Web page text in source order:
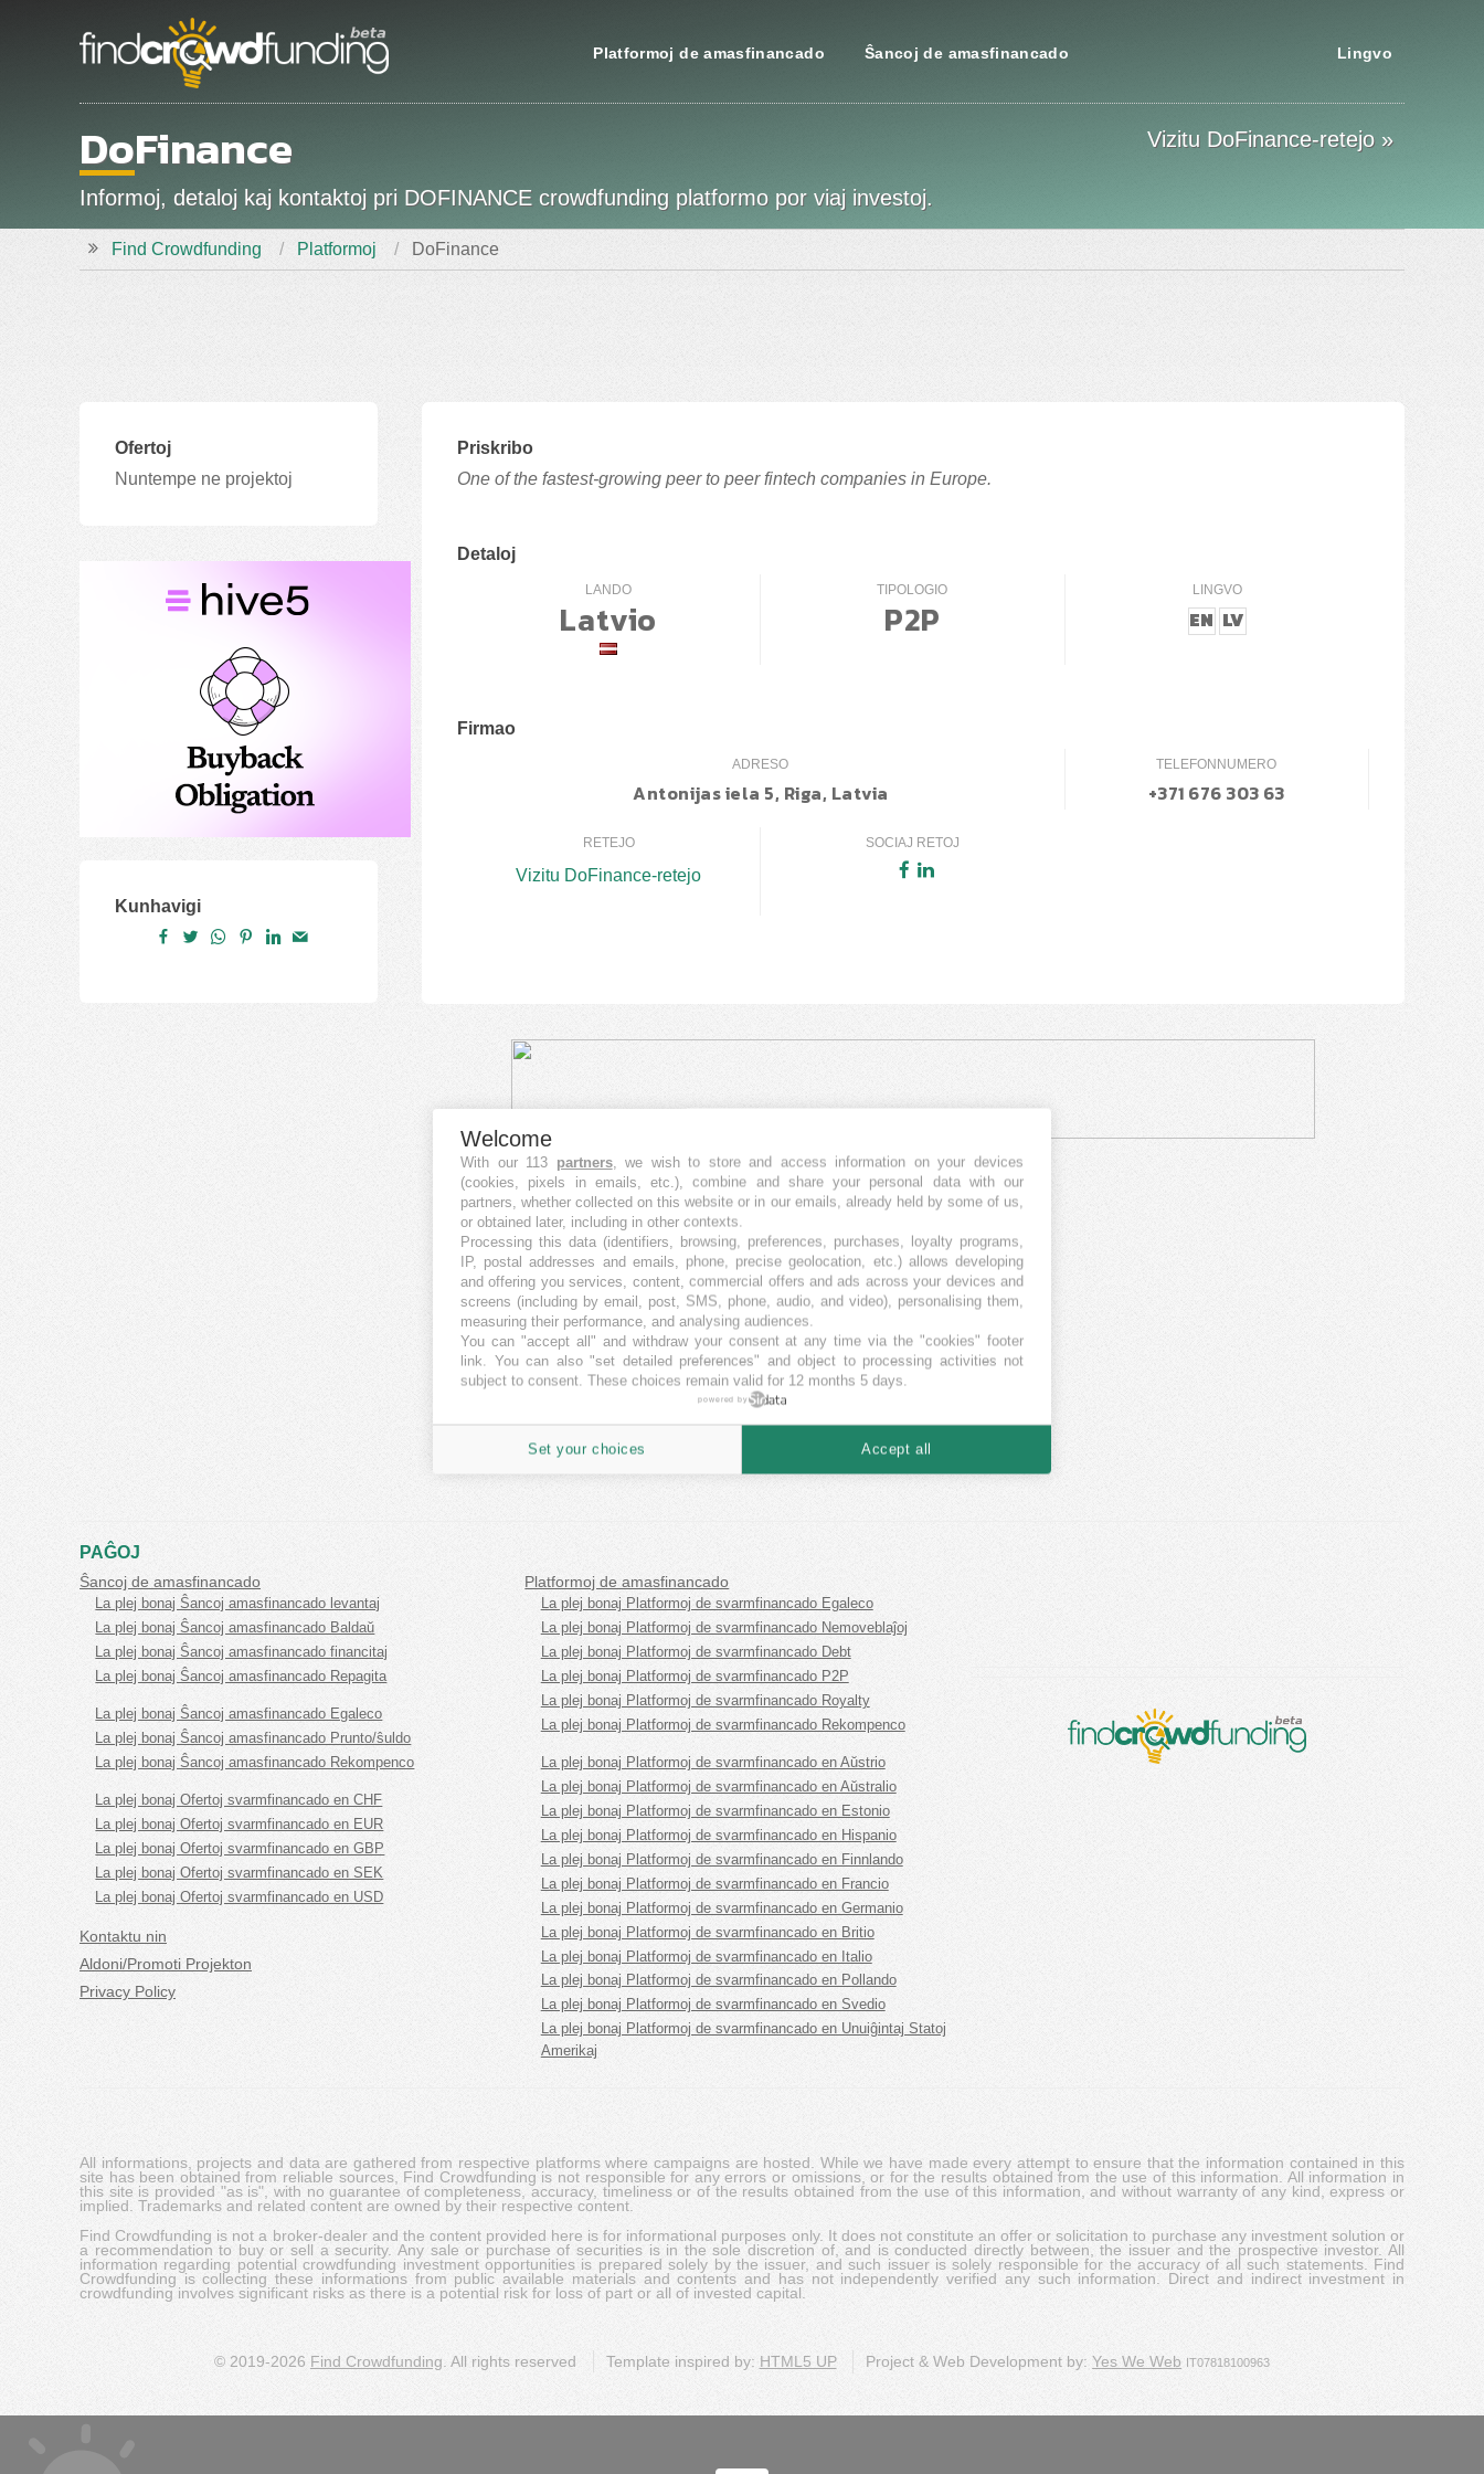
Platformoj de amasfinancado Ŝancoj de amasfinancado Lingvo
DoFinance
Informoj, detaloj kaj kontaktoj pri DOFINANCE crowdfunding platformo por viaj investoj.
Vizitu DoFinance-retejo »
Find Crowdfunding Platformoj DoFinance
Ofertoj
Nuntempe ne projektoj
Kunhavigi
Priskribo
One of the fastest-growing peer to peer fintech companies in Europe.
Detaloj
LANDO
Latvio
TIPOLOGIO
P2P
LINGVO
EN LV
Firmao
ADRESO
Antonijas iela 5, Riga, Latvia
TELEFONNUMERO
+371 676 303 63
RETEJO
Vizitu DoFinance-retejo
SOCIAJ RETOJ
PAĜOJ
Ŝancoj de amasfinancado
La plej bonaj Ŝancoj amasfinancado levantaj
La plej bonaj Ŝancoj amasfinancado Baldaŭ
La plej bonaj Ŝancoj amasfinancado financitaj
La plej bonaj Ŝancoj amasfinancado Repagita
La plej bonaj Ŝancoj amasfinancado Egaleco
La plej bonaj Ŝancoj amasfinancado Prunto/ŝuldo
La plej bonaj Ŝancoj amasfinancado Rekompenco
La plej bonaj Ofertoj svarmfinancado en CHF
La plej bonaj Ofertoj svarmfinancado en EUR
La plej bonaj Ofertoj svarmfinancado en GBP
La plej bonaj Ofertoj svarmfinancado en SEK
La plej bonaj Ofertoj svarmfinancado en USD
Kontaktu nin
Aldoni/Promoti Projekton
Privacy Policy
Platformoj de amasfinancado
La plej bonaj Platformoj de svarmfinancado Egaleco
La plej bonaj Platformoj de svarmfinancado Nemoveblaĵoj
La plej bonaj Platformoj de svarmfinancado Debt
La plej bonaj Platformoj de svarmfinancado P2P
La plej bonaj Platformoj de svarmfinancado Royalty
La plej bonaj Platformoj de svarmfinancado Rekompenco
La plej bonaj Platformoj de svarmfinancado en Aŭstrio
La plej bonaj Platformoj de svarmfinancado en Aŭstralio
La plej bonaj Platformoj de svarmfinancado en Estonio
La plej bonaj Platformoj de svarmfinancado en Hispanio
La plej bonaj Platformoj de svarmfinancado en Finnlando
La plej bonaj Platformoj de svarmfinancado en Francio
La plej bonaj Platformoj de svarmfinancado en Germanio
La plej bonaj Platformoj de svarmfinancado en Britio
La plej bonaj Platformoj de svarmfinancado en Italio
La plej bonaj Platformoj de svarmfinancado en Pollando
La plej bonaj Platformoj de svarmfinancado en Svedio
La plej bonaj Platformoj de svarmfinancado en Unuiĝintaj Statoj
Amerikaj
All informations, projects and data are gathered from respective platforms where campaigns are hosted. While we have made every attempt to ensure that the information contained in this
site has been obtained from reliable sources, Find Crowdfunding is not responsible for any errors or omissions, or for the results obtained from the use of this information. All information in
this site is provided "as is", with no guarantee of completeness, accuracy, timeliness or of the results obtained from the use of this information, and without warranty of any kind, express or
implied. Trademarks and related content are owned by their respective content.
Find Crowdfunding is not a broker-dealer and the content provided here is for informational purposes only. It does not constitute an offer or solicitation to purchase any investment solution or
a recommendation to buy or sell a security. Any sale or purchase of securities is in the sole discretion of, and is conducted directly between, the issuer and the prospective investor. All
information regarding potential crowdfunding investment opportunities is prepared solely by the issuer, and such issuer is solely responsible for the accuracy of all such statements. Find
Crowdfunding is collecting these informations from public available materials and contents and has not independently verified any such information. Direct and indirect investment in
crowdfunding involves significant risks as there is a potential risk for loss of part or all of invested capital.
© 2019-2026 Find Crowdfunding. All rights reserved Template inspired by: HTML5 UP Project & Web Development by:Yes We Web IT07818100963
Welcome
With our 113 partners, we wish to store and access information on your devices
(cookies, pixels in emails, etc.), combine and share your personal data with our
partners, whether collected on this website or in our emails, already held by some of us,
or obtained later, including in other contexts.
Processing this data (identifiers, browsing, preferences, purchases, loyalty programs,
IP, postal addresses and emails, phone, precise geolocation, etc.) allows developing
and offering you services, content, commercial offers and ads across your devices and
screens (including by email, post, SMS, phone, audio, and video), personalising them,
measuring their performance, and analysing audiences.
You can "accept all" and withdraw your consent at any time via the "cookies" footer
link. You can also "set detailed preferences" and object to processing activities not
subject to consent. These choices remain valid for 12 months 5 days.
powered by
Set your choices Accept all